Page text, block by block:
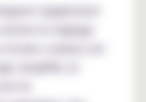
également
le réglage
simplifié, le
le